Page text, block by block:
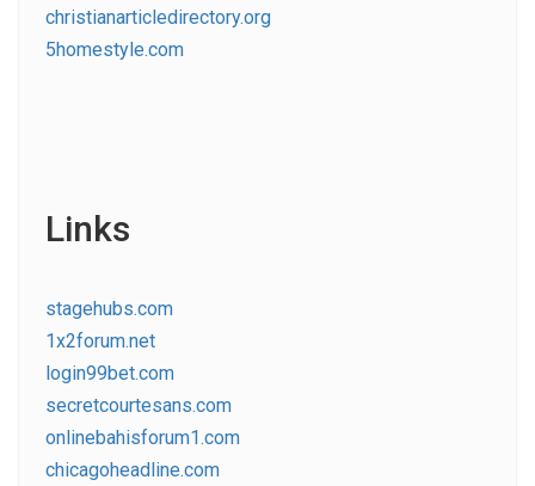
christianarticledirectory.org
5homestyle.com
Links
stagehubs.com
1x2forum.net
login99bet.com
secretcourtesans.com
onlinebahisforum1.com
chicagoheadline.com